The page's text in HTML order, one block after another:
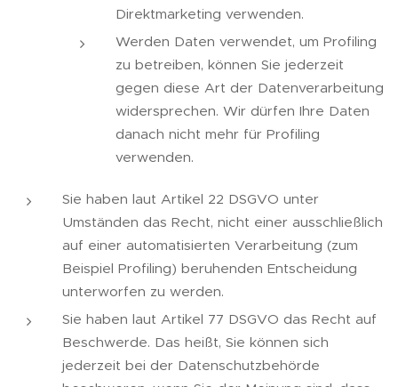
Direktmarketing verwenden.
Werden Daten verwendet, um Profiling
zu betreiben, können Sie jederzeit
gegen diese Art der Datenverarbeitung
widersprechen. Wir dürfen Ihre Daten
danach nicht mehr für Profiling
verwenden.
Sie haben laut Artikel 22 DSGVO unter
Umständen das Recht, nicht einer ausschließlich
auf einer automatisierten Verarbeitung (zum
Beispiel Profiling) beruhenden Entscheidung
unterworfen zu werden.
Sie haben laut Artikel 77 DSGVO das Recht auf
Beschwerde. Das heißt, Sie können sich
jederzeit bei der Datenschutzbehörde